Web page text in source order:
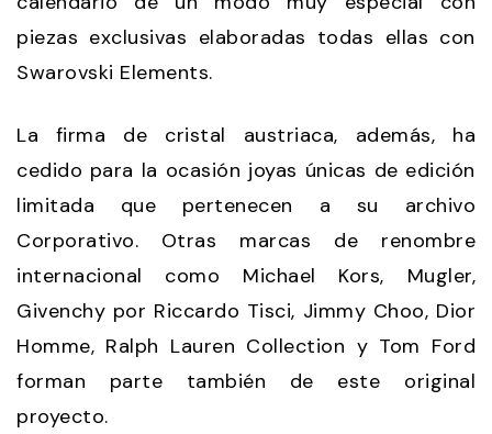
piezas exclusivas elaboradas todas ellas con
Swarovski Elements.
La firma de cristal austriaca, además, ha
cedido para la ocasión joyas únicas de edición
limitada que pertenecen a su archivo
Corporativo. Otras marcas de renombre
internacional como Michael Kors, Mugler,
Givenchy por Riccardo Tisci, Jimmy Choo, Dior
Homme, Ralph Lauren Collection y Tom Ford
forman parte también de este original
proyecto.